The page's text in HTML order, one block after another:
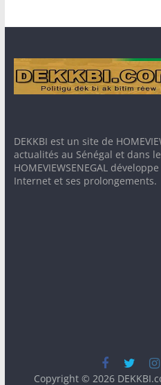
DEKKBI est un site de
actualités au Sénégal et dans
HOMEVIEWSENEGAL
Internet et ses prolongements.
Copyright © 2026